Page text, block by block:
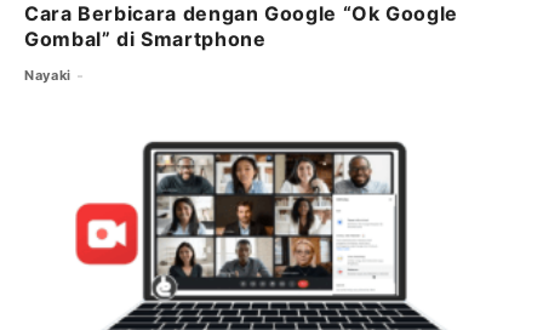
Cara Berbicara dengan Google “Ok Google
Gombal” di Smartphone
Nayaki